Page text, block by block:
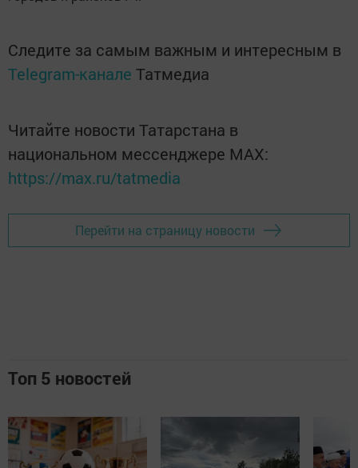
Следите за самым важным и интересным в
Telegram-канале Татмедиа
Читайте новости Татарстана в
национальном мессенджере MАХ:
https://max.ru/tatmedia
Перейти на страницу новости
Топ 5 новостей